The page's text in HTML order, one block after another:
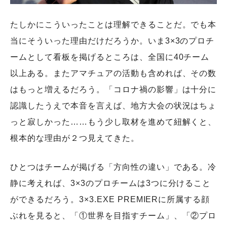
たしかにこういったことは理解できることだ。でも本
当にそういった理由だけだろうか。いま3×3のプロチ
ームとして看板を掲げるところは、全国に40チーム
以上ある。またアマチュアの活動も含めれば、その数
はもっと増えるだろう。「コロナ禍の影響」は十分に
認識したうえで本音を言えば、地方大会の状況はちょ
っと寂しかった……もう少し取材を進めて紐解くと、
根本的な理由が２つ見えてきた。
ひとつはチームが掲げる「方向性の違い」である。冷
静に考えれば、3×3のプロチームは3つに分けること
ができるだろう。3×3.EXE PREMIERに所属する顔
ぶれを見ると、「①世界を目指すチーム」、「②プロ